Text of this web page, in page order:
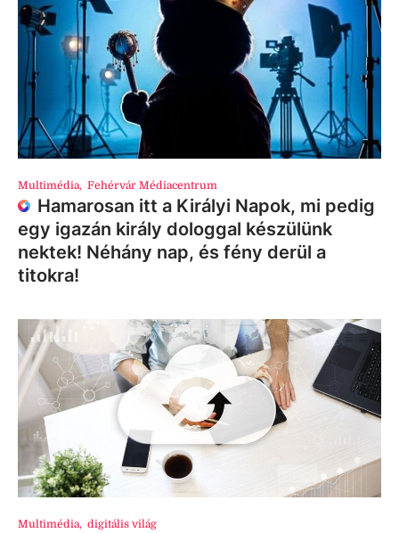
Multimédia, Fehérvár Médiacentrum
Hamarosan itt a Királyi Napok, mi pedig
egy igazán király dologgal készülünk
nektek! Néhány nap, és fény derül a
titokra!
Multimédia, digitális világ